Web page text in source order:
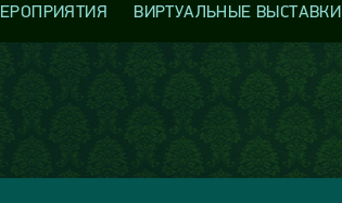
ВИРТУАЛЬНЫЕ ВЫСТАВКИ